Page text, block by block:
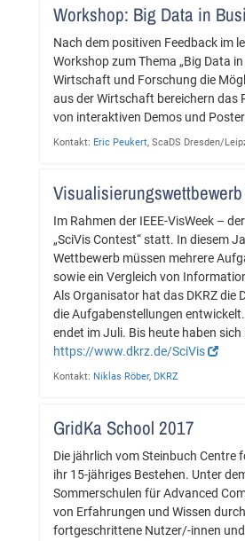
Workshop: Big Data in
Nach dem positiven Feedback im
Workshop zum Thema „Big Data
Wirtschaft und Forschung die
aus der Wirtschaft bereichern das
von interaktiven Demos und
Kontakt: Eric Peukert , ScaDS Dresden/
Im Rahmen der IEEE-VisWeek –
„SciVis Contest“ statt. In diesem
Wettbewerb müssen mehrere
sowie ein Vergleich von
Als Organisator hat das DKRZ die
die Aufgabenstellungen
endet im Juli. Bis heute haben
https://www.dkrz.de/SciVis
Kontakt: Niklas Röber, DKRZ
GridKa School 2017
Die jährlich vom Steinbuch
ihr 15-jähriges Bestehen. Unter
Sommerschulen für Advanced
von Erfahrungen und Wissen
fortgeschrittene Nutzer/-innen